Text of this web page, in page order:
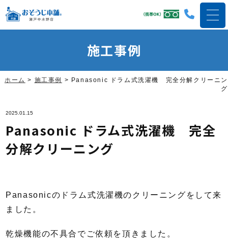
施工事例
ホーム > 施工事例 > Panasonic ドラム式洗濯機 完全分解クリーニン
グ
2025.01.15
Panasonic ドラム式洗濯機 完全
分解クリーニング
Panasonicのドラム式洗濯機のクリーニングをして来
ました。
乾燥機能の不具合でご依頼を頂きました。